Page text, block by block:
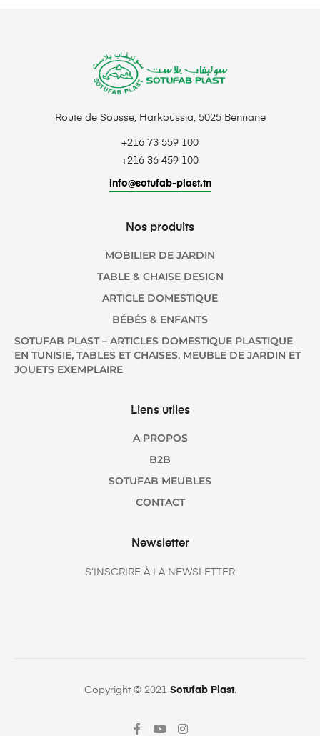
Route de Sousse, Harkoussia, 5025 Bennane
+216 73 559 100
+216 36 459 100
info@sotufab-plast.tn
Nos produits
MOBILIER DE JARDIN
TABLE & CHAISE DESIGN
ARTICLE DOMESTIQUE
BÉBÉS & ENFANTS
SOTUFAB PLAST – ARTICLES DOMESTIQUE PLASTIQUE
EN TUNISIE, TABLES ET CHAISES, MEUBLE DE JARDIN ET
JOUETS EXEMPLAIRE
Liens utiles
A PROPOS
B2B
SOTUFAB MEUBLES
CONTACT
Newsletter
S’INSCRIRE À LA NEWSLETTER
Copyright © 2021 Sotufab Plast.